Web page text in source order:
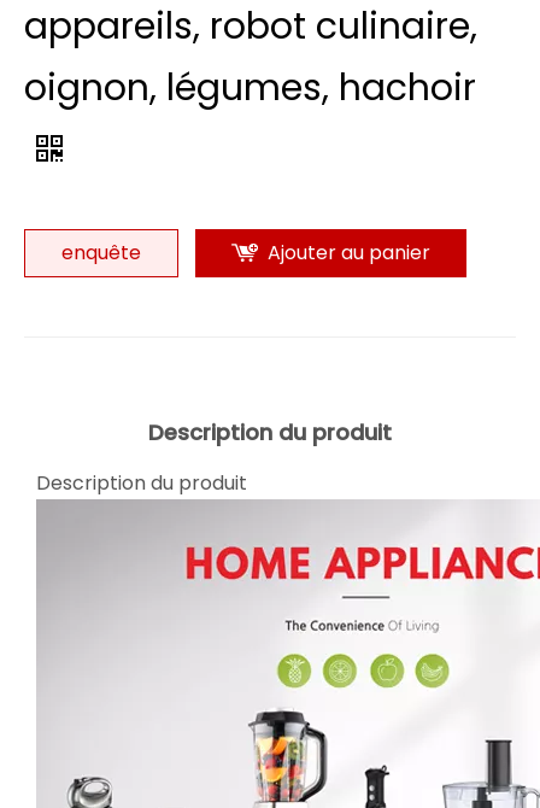
appareils, robot culinaire,
oignon, légumes, hachoir
enquête Ajouter au panier
Description du produit
Description du produit